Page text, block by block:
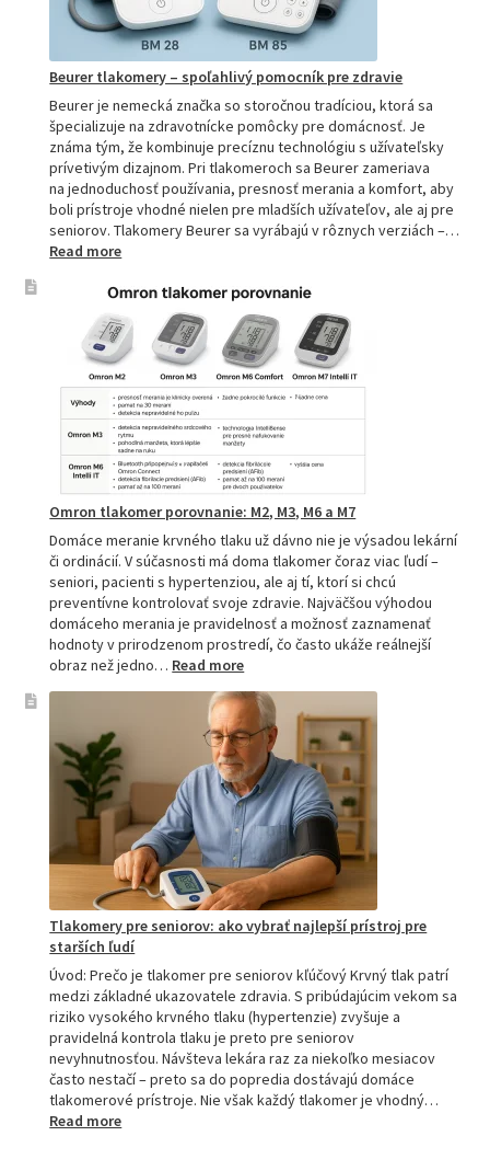
Beurer tlakomery – spoľahlivý pomocník pre zdravie
Beurer je nemecká značka so storočnou tradíciou, ktorá sa
špecializuje na zdravotnícke pomôcky pre domácnosť. Je
známa tým, že kombinuje precíznu technológiu s užívateľsky
prívetivým dizajnom. Pri tlakomeroch sa Beurer zameriava
na jednoduchosť používania, presnosť merania a komfort, aby
boli prístroje vhodné nielen pre mladších užívateľov, ale aj pre
seniorov. Tlakomery Beurer sa vyrábajú v rôznych verziách –…
Read more:
tlakomery
spoľahlivý
pomocník
pre
zdravie
Omron tlakomer porovnanie: M2, M3, M6 a M7
Domáce meranie krvného tlaku už dávno nie je výsadou lekární
či ordinácií. V súčasnosti má doma tlakomer čoraz viac ľudí –
seniori, pacienti s hypertenziou, ale aj tí, ktorí si chcú
preventívne kontrolovať svoje zdravie. Najväčšou výhodou
domáceho merania je pravidelnosť a možnosť zaznamenať
hodnoty v prirodzenom prostredí, čo často ukáže reálnejší
obraz než jedno… Read more:
tlakomer
porovnanie:
M2,
M3,
M6
a
M7
Tlakomery pre seniorov: ako vybrať najlepší prístroj pre
starších ľudí
Úvod: Prečo je tlakomer pre seniorov kľúčový Krvný tlak patrí
medzi základné ukazovatele zdravia. S pribúdajúcim vekom sa
riziko vysokého krvného tlaku (hypertenzie) zvyšuje a
pravidelná kontrola tlaku je preto pre seniorov
nevyhnutnosťou. Návšteva lekára raz za niekoľko mesiacov
často nestačí – preto sa do popredia dostávajú domáce
tlakomerové prístroje. Nie však každý tlakomer je vhodný…
Read more: